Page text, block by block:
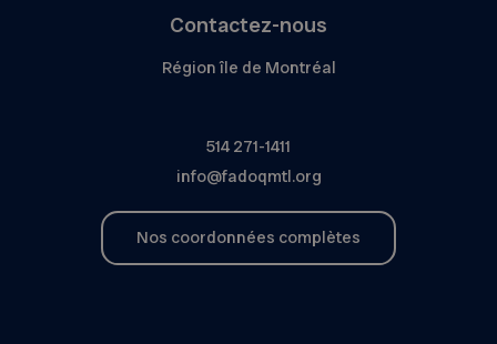
Contactez-nous
Région île de Montréal
514 271-1411
info@fadoqmtl.org
Nos coordonnées complètes